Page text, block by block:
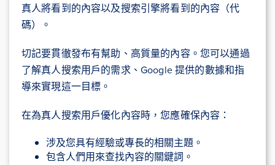
真人將看到的內容以及搜索引擎將看到的內容（代
碼）。
切記要貫徹發布有幫助、高質量的內容。您可以通過
了解真人搜索用戶的需求、Google 提供的數據和指
導來實現這一目標。
在為真人搜索用戶優化內容時，您應確保內容：
涉及您具有經驗或專長的相關主題。
包含人們用來查找內容的關鍵詞。